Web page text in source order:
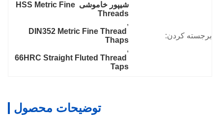
برجسته کردن:
شیپور خاموشی HSS Metric Fine
Threads
,
DIN352 Metric Fine Thread
Thaps
,
66HRC Straight Fluted Thread
Taps
توضیحات محصول